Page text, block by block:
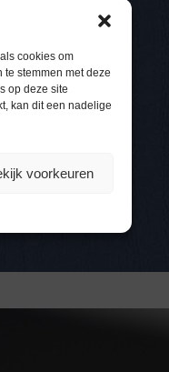
cookies om
stemmen met deze
op deze site
kan dit een nadelige
voorkeuren